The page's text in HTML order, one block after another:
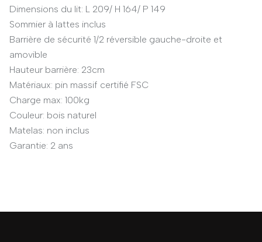
Dimensions du lit: L 209/ H 164/ P 149
Sommier à lattes inclus
Barrière de sécurité 1/2 réversible gauche-droite et
amovible
Hauteur barrière: 23cm
Matériaux: pin massif certifié FSC
Charge max: 100kg
Couleur: bois naturel
Matelas: non inclus
Garantie: 2 ans